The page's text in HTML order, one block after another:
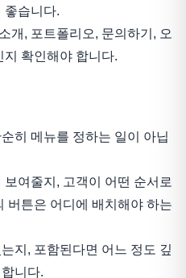
좋습니다.
개, 포트폴리오, 문의하기, 오
확인해야 합니다.
히 메뉴를 정하는 일이 아닙
여줄지, 고객이 어떤 순서로
버튼은 어디에 배치해야 하는
지, 포함된다면 어느 정도 깊
니다.